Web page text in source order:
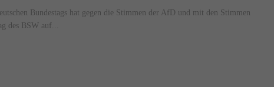
Bundestags hat gegen die Stimmen der AfD und mit den Stimmen
des BSW auf...